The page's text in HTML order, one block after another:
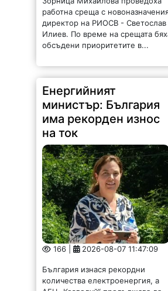
работна среща с новоназначения
директор на РИОСВ - Светослав
Илиев. По време на срещата бяха
обсъдени приоритетите в...
Енергийният
министър: България
има рекорден износ
на ток
166 | 2026-08-07 11:47:09
количества електроенергия, а
АЕЦ „Козлодуй“ продължава да